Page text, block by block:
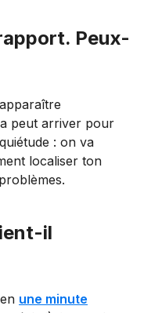
Peux-
peut arriver pour
: on va
localiser ton
il
une minute